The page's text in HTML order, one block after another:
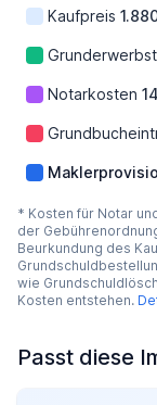
Kaufpreis
Notarkosten
* Kosten für Notar
der
Beurkundung des
wie
Kosten entstehen.
Passt diese